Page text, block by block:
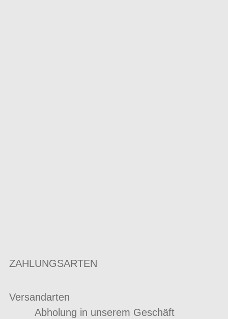
ZAHLUNGSARTEN
Versandarten
Abholung in unserem Geschäft